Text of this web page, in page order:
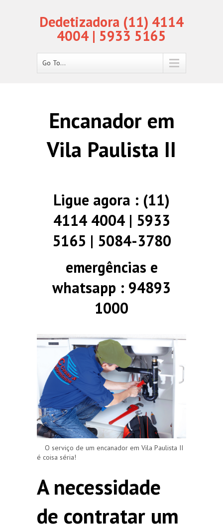
Dedetizadora (11) 4114
4004 | 5933 5165
Go To...
Encanador em
Vila Paulista II
Ligue agora : (11)
4114 4004 | 5933
5165 | 5084-3780
emergências e
whatsapp : 94893
1000
O serviço de um encanador em Vila Paulista II
é coisa séria!
A necessidade
de contratar um